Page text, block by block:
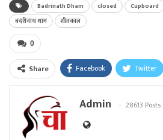
Badrinath Dham closed Cupboard
बदरीनाथ धाम
शीतकाल
0
Share Facebook Twitter
Admin 28613 Posts